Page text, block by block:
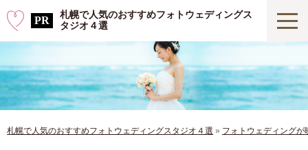
札幌で人気のおすすめフォトウェディングス
タジオ４選
札幌で人気のおすすめフォトウェディングスタジオ４選 » フォトウェディング